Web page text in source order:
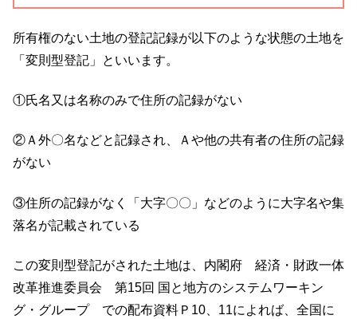
所有権のない土地の登記記録が以下のような状態の土地を
「変則型登記」といいます。
①氏名又は名称のみで住所の記録がない
②Ａ外〇名などと記録され、Ａや他の共有者の住所の記録
がない
③住所の記録がなく「大字〇〇」などのように大字名や集
落名が記載されている
この変則型登記がされた土地は、内閣府 経済・財政一体
改革推進委員会 第15回 国と地方のシステムワーキン
グ・グループ での配布資料Ｐ10、11によれば、全国に